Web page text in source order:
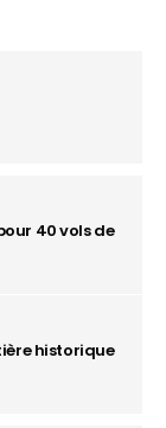
40 vols de
historique